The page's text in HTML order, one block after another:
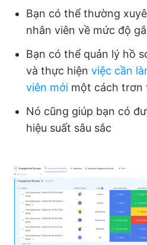
Bạn có thể thường
nhân viên về mức độ
Bạn có thể quản lý hồ
và thực hiện việc cần
viên mới một cách trơn
Nó cũng giúp bạn có
hiệu suất sâu sắc